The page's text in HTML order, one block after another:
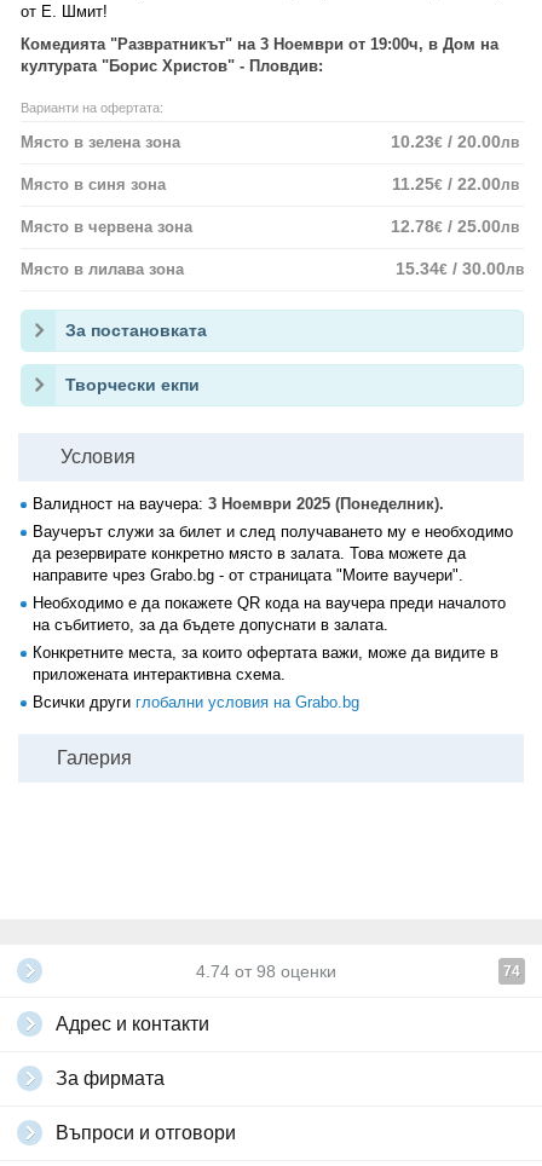
от Е. Шмит!
Комедията "Развратникът" на 3 Ноември от 19:00ч, в Дом на
културата "Борис Христов" - Пловдив:
Варианти на офертата:
Място в зелена зона 10.23€ / 20.00лв
Място в синя зона 11.25€ / 22.00лв
Място в червена зона 12.78€ / 25.00лв
Място в лилава зона 15.34€ / 30.00лв
За постановката
Творчески екпи
Условия
Валидност на ваучера: 3 Ноември 2025 (Понеделник).
Ваучерът служи за билет и след получаването му е необходимо
да резервирате конкретно място в залата. Това можете да
направите чрез Grabo.bg - от страницата "Моите ваучери".
Необходимо е да покажете QR кода на ваучера преди началото
на събитието, за да бъдете допуснати в залата.
Конкретните места, за които офертата важи, може да видите в
приложената интерактивна схема.
Всички други глобални условия на Grabo.bg
Галерия
4.74 от 98 оценки 74
Адрес и контакти
За фирмата
Въпроси и отговори